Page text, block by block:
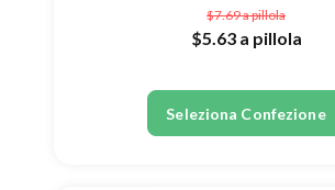
$7.69a pillola
$5.63 a pillola
Seleziona Confezione